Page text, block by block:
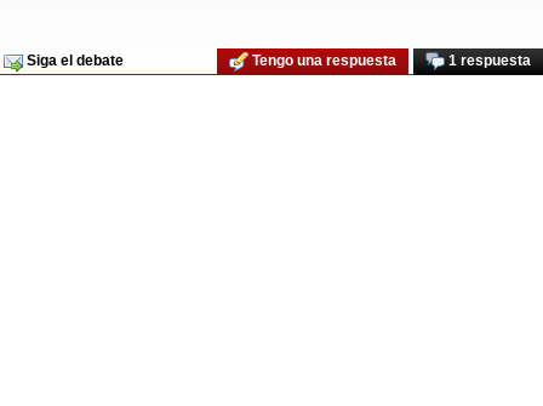
Siga el debate 1 respuesta
Tengo una respuesta